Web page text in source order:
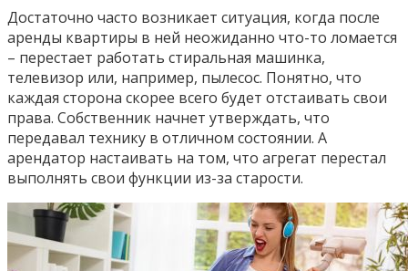
Достаточно часто возникает ситуация, когда после
аренды квартиры в ней неожиданно что-то ломается
– перестает работать стиральная машинка,
телевизор или, например, пылесос. Понятно, что
каждая сторона скорее всего будет отстаивать свои
права. Собственник начнет утверждать, что
передавал технику в отличном состоянии. А
арендатор настаивать на том, что агрегат перестал
выполнять свои функции из-за старости.